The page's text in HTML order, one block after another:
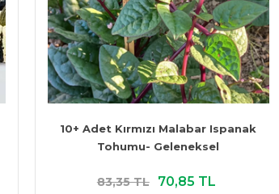
10+ Adet Kırmızı Malabar Ispanak
Tohumu- Geleneksel
83,35 TL 70,85 TL